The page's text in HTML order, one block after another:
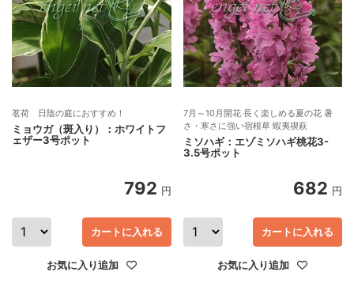
茗荷 日陰の庭におすすめ！
ミョウガ（斑入り）：ホワイトフ
ェザー3号ポット
792 円
カートに入れる
お気に入り追加
7月～10月開花 長く楽しめる夏の花 暑
さ・寒さに強い宿根草 蝦夷禊萩
ミソハギ：エゾミソハギ桃花3-
3.5号ポット
682 円
カートに入れる
お気に入り追加